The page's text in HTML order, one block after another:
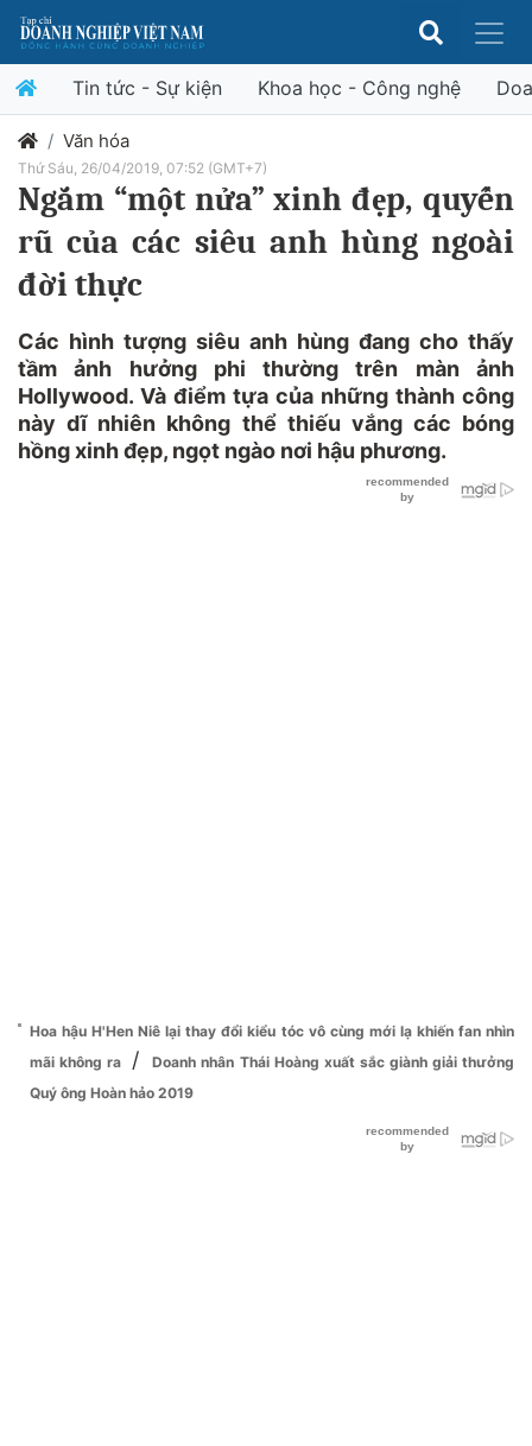
Tin tức - Sự kiện Khoa học - Công nghệ
Văn hóa
Thứ Sáu, 26/04/2019, 07:52 (GMT+7)
Ngắm “một nửa” xinh đẹp, quyến
rũ của các siêu anh hùng ngoài
đời thực
Các hình tượng siêu anh hùng đang cho thấy
tầm ảnh hưởng phi thường trên màn ảnh
Hollywood. Và điểm tựa của những thành công
này dĩ nhiên không thể thiếu vắng các bóng
hồng xinh đẹp, ngọt ngào nơi hậu phương.
Hoa hậu H'Hen Niê lại thay đổi kiểu tóc vô cùng mới lạ khiến fan nhìn
mãi không ra
/
Doanh nhân Thái Hoàng xuất sắc giành giải thưởng
Quý ông Hoàn hảo 2019